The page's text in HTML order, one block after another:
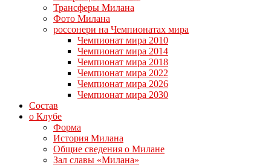
Трансферы Милана
Фото Милана
россонери на Чемпионатах мира
Чемпионат мира 2010
Чемпионат мира 2014
Чемпионат мира 2018
Чемпионат мира 2022
Чемпионат мира 2026
Чемпионат мира 2030
Состав
о Клубе
Форма
История Милана
Общие сведения о Милане
Зал славы «Милана»